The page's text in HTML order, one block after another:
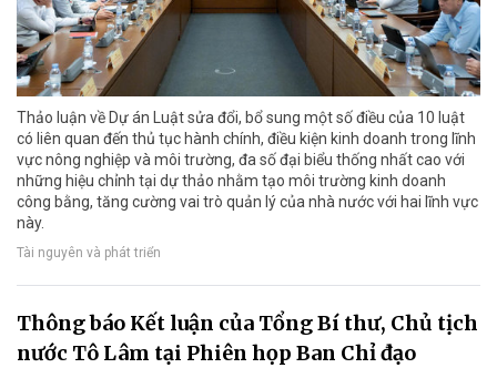
Thảo luận về Dự án Luật sửa đổi, bổ sung một số điều của 10 luật
có liên quan đến thủ tục hành chính, điều kiện kinh doanh trong lĩnh
vực nông nghiệp và môi trường, đa số đại biểu thống nhất cao với
những hiệu chỉnh tại dự thảo nhằm tạo môi trường kinh doanh
công bằng, tăng cường vai trò quản lý của nhà nước với hai lĩnh vực
này.
Tài nguyên và phát triển
Thông báo Kết luận của Tổng Bí thư, Chủ tịch
nước Tô Lâm tại Phiên họp Ban Chỉ đạo